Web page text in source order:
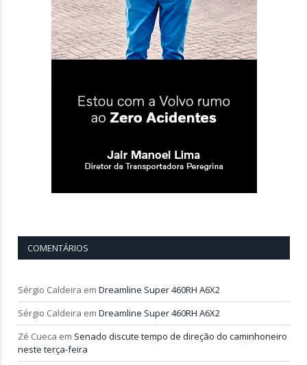
COMENTÁRIOS
Sérgio Caldeira em Dreamline Super 460RH A6X2
Sérgio Caldeira em Dreamline Super 460RH A6X2
Zé Cueca em Senado discute tempo de direção do caminhoneiro
neste terça-feira